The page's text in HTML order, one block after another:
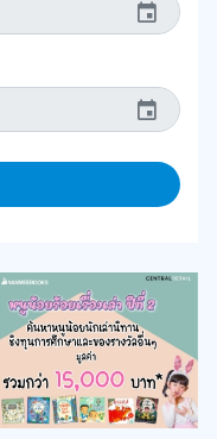
event
event